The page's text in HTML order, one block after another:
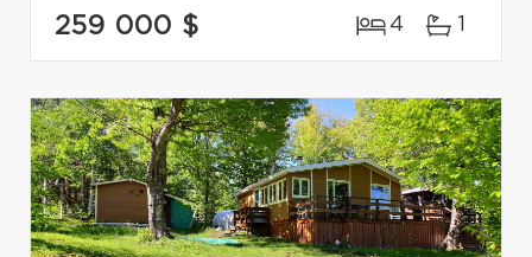
259 000 $ 4 1